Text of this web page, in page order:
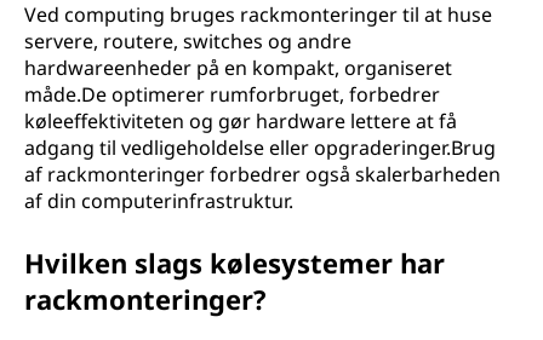
Ved computing bruges rackmonteringer til at huse
servere, routere, switches og andre
hardwareenheder på en kompakt, organiseret
måde.De optimerer rumforbruget, forbedrer
køleeffektiviteten og gør hardware lettere at få
adgang til vedligeholdelse eller opgraderinger.Brug
af rackmonteringer forbedrer også skalerbarheden
af din computerinfrastruktur.
Hvilken slags kølesystemer har
rackmonteringer?